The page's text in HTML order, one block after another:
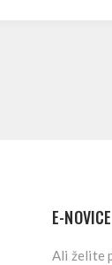
E-NOVICE
Ali želite